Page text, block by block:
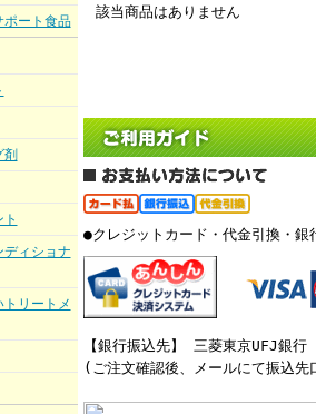
ポート食品
剤
ディショナ
リートメ
該当商品はありません
●クレジットカード・代金引換・銀
【銀行振込先】 三菱東京UFJ銀行
(ご注文確認後、メールにて振込先